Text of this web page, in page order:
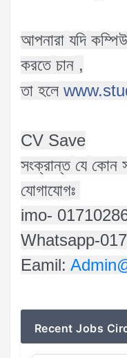
আপনারা যদি
করতে চান ,
তা হলে
CV Save
সংক্রান্ত যে কোন
যোগাযোগঃ
imo-
Whatsapp-
Eamil:
Recent Jobs